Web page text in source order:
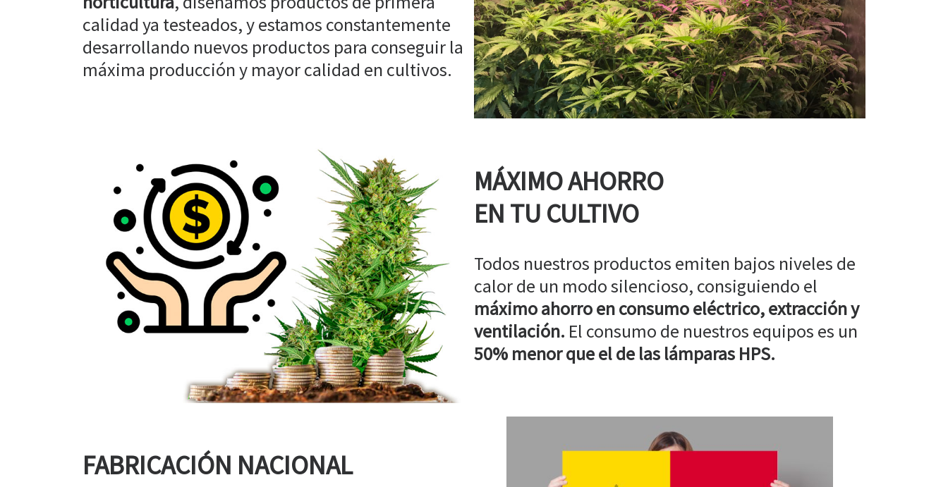
calidad ya testeados, y estamos constantemente
desarrollando nuevos productos para conseguir la
máxima producción y mayor calidad en cultivos.
MÁXIMO AHORRO
EN TU CULTIVO
Todos nuestros productos emiten bajos niveles de
calor de un modo silencioso, consiguiendo el
máximo ahorro en consumo eléctrico, extracción y
ventilación. El consumo de nuestros equipos es un
50% menor que el de las lámparas HPS.
FABRICACIÓN NACIONAL